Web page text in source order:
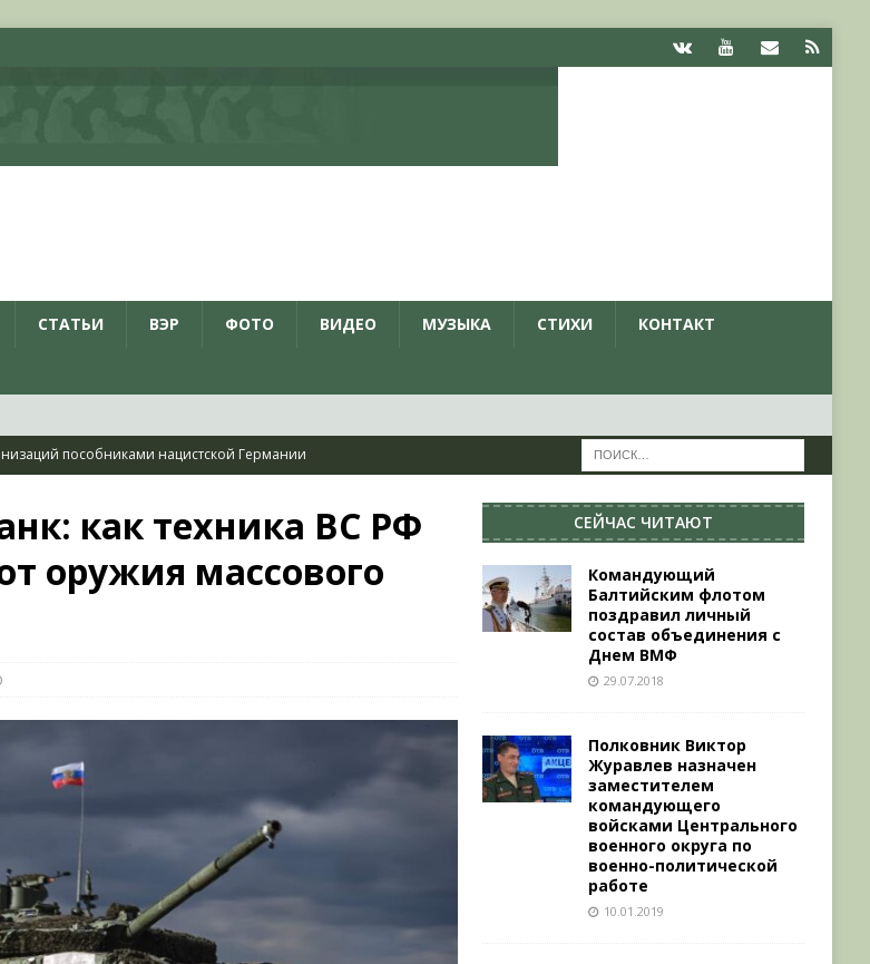
СТАТЬИ ВЭР ФОТО ВИДЕО МУЗЫКА СТИХИ КОНТАКТ
пособниками нацистской Германии
ЖУРНАЛ
как техника ВС РФ
оружия массового
СЕЙЧАС ЧИТАЮТ
Командующий
Балтийским флотом
поздравил личный
состав объединения с
Днем ВМФ
29.07.2018
Полковник Виктор
Журавлев назначен
заместителем
командующего
войсками Центрального
военного округа по
военно-политической
работе
10.01.2019